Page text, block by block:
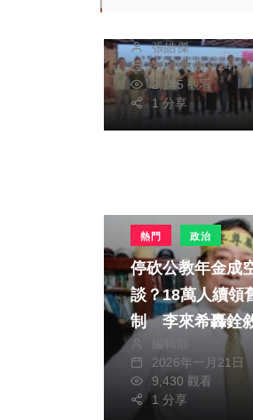
孝道張皓傑
2026年四月24日
2,145 觀看
1 分享
熱門 政治
停砍公教年金成
談？18萬人續領
制 李來希轟銓
拖延「噁心至極」
2026年一月21日
9,430 觀看
1 分享